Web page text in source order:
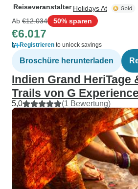
Reiseveranstalter Holidays At
Ab €12.034 50% sparen
€6.017
Registrieren to unlock savings
Broschüre herunterladen
Indien Grand HeriTage
Trails von G
5,0 (1 Bewertung)